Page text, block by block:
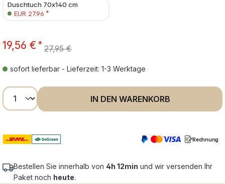
Duschtuch 70x140 cm
EUR 27.96 *
19,56 € * 27,95 €
sofort lieferbar - Lieferzeit: 1-3 Werktage
Produkt Anzahl: Gib den gewünschten
IN DEN WARENKORB
Rechnung
Bestellen Sie innerhalb von 4h 12min und wir versenden Ihr
Paket noch heute.